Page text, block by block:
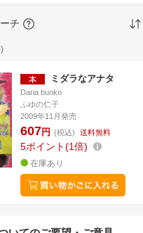
チ
ミダラなアナタ
Daria bunko
ふゆの仁子
2009年11月発売
607円 (税込) 送料無料
5ポイント 1倍
在庫あり